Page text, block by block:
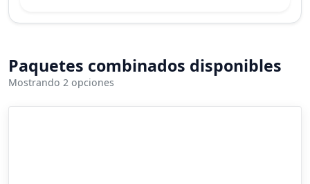
Paquetes combinados disponibles
Mostrando 2 opciones